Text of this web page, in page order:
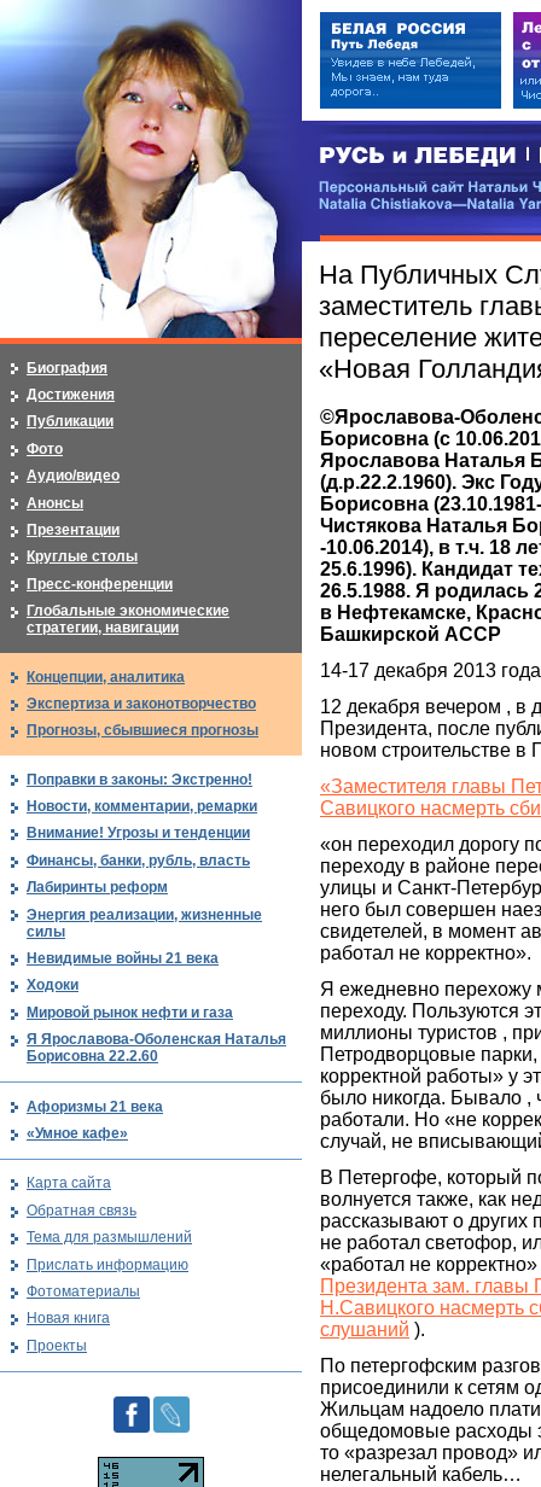
РУСЬ и ЛЕБЕДИ | RUSI —
Персональный сайт Натальи
На Публичных
заместитель
переселение
«Новая
©Ярославова-
Борисовна (с
Ярославова Наталья
(д.р.22.2.1960). Экс
Борисовна
Чистякова Наталья
-10.06.2014), в т.ч. 18
25.6.1996). Кандидат
26.5.1988. Я родилась
в Нефтекамске,
Башкирской АССР
14-17 декабря 2013 года
12 декабря вечером , в
Президента, после
новом строительстве в
«Заместителя главы
Савицкого насмерть
«он переходил дорогу
переходу в районе
улицы и Санкт-
него был совершен
свидетелей, в момент
работал не корректно».
Я ежедневно перехожу
переходу. Пользуются
миллионы туристов ,
Петродворцовые
корректной работы» у
было никогда. Бывало ,
работали. Но «не
случай, не
В Петергофе, который
волнуется также, как
рассказывают о других
не работал светофор,
«работал не
Президента зам. главы
Н.Савицкого насмерть
слушаний ).
По петергофским
присоединили к сетям
Жильцам надоело
общедомовые расходы
то «разрезал провод»
нелегальный кабель…
Биография
Достижения
Публикации
Фото
Аудио/видео
Анонсы
Презентации
Круглые столы
Пресс-конференции
Глобальные экономические
стратегии, навигации
Концепции, аналитика
Экспертиза и законотворчество
Прогнозы, сбывшиеся прогнозы
Поправки в законы: Экстренно!
Новости, комментарии, ремарки
Внимание! Угрозы и тенденции
Финансы, банки, рубль, власть
Лабиринты реформ
Энергия реализации, жизненные
силы
Невидимые войны 21 века
Ходоки
Мировой рынок нефти и газа
Я Ярославова-Оболенская Наталья
Борисовна 22.2.60
Афоризмы 21 века
«Умное кафе»
Карта сайта
Обратная связь
Тема для размышлений
Прислать информацию
Фотоматериалы
Новая книга
Проекты